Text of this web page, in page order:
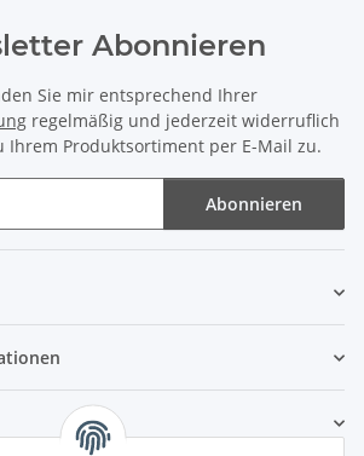
Abonnieren
Sie mir entsprechend Ihrer
regelmäßig und jederzeit widerruflich
Ihrem Produktsortiment per E-Mail zu.
Abonnieren